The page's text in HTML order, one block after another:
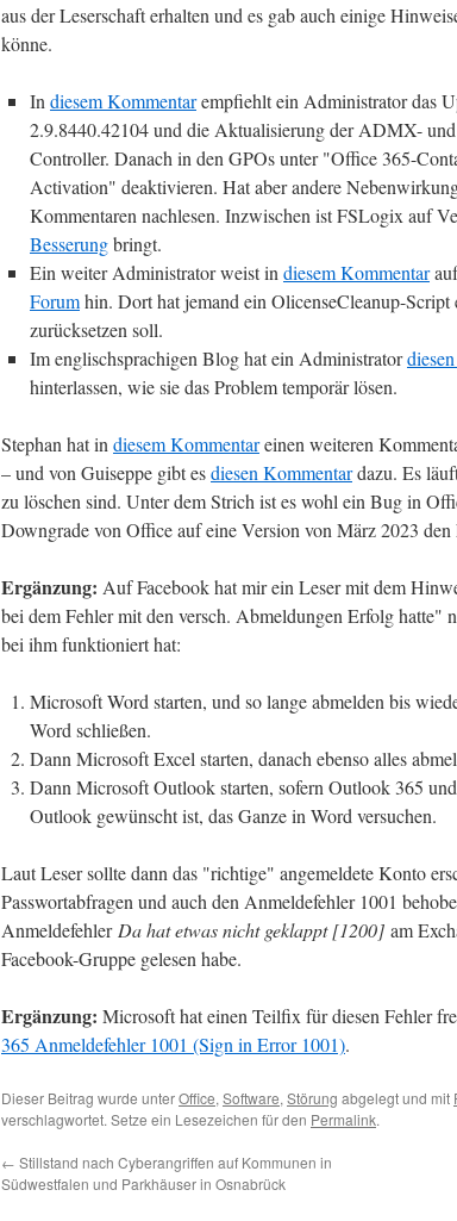
aus der Leserschaft erhalten und es gab auch einige
könne.
In diesem Kommentarempfiehlt ein Administrator das
2.9.8440.42104 und die Aktualisierung der ADMX-
Controller. Danach in den GPOs unter "Office 365-
Activation" deaktivieren. Hat aber andere
Kommentaren nachlesen. Inzwischen ist FSLogix auf
Besserungbringt.
Ein weiter Administrator weist in diesem Kommentar
Forumhin. Dort hat jemand ein OlicenseCleanup-
zurücksetzen soll.
Im englischsprachigen Blog hat ein Administrator
hinterlassen, wie sie das Problem temporär lösen.
Stephan hat in diesem Kommentareinen weiteren
– und von Guiseppe gibt esdiesen Kommentardazu. Es
zu löschen sind. Unter dem Strich ist es wohl ein Bug in
Downgrade von Office auf eine Version von März 2023 den
Ergänzung: Auf Facebook hat mir ein Leser mit dem
bei dem Fehler mit den versch. Abmeldungen Erfolg hatte"
bei ihm funktioniert hat:
Microsoft Word starten, und so lange abmelden bis
Word schließen.
Dann Microsoft Excel starten, danach ebenso alles
Dann Microsoft Outlook starten, sofern Outlook 365
Outlook gewünscht ist, das Ganze in Word versuchen.
Laut Leser sollte dann das "richtige" angemeldete Konto
Passwortabfragen und auch den Anmeldefehler 1001
Anmeldefehler Da hat etwas nicht geklappt [1200] am
Facebook-Gruppe gelesen habe.
Ergänzung: Microsoft hat einen Teilfix für diesen Fehler
365 Anmeldefehler 1001 (Sign in Error 1001).
Dieser Beitrag wurde unterOffice, Software, Störung abgelegt und mit
verschlagwortet. Setze ein Lesezeichen für den Permalink.
← Stillstand nach Cyberangriffen auf Kommunen in
Südwestfalen und Parkhäuser in Osnabrück